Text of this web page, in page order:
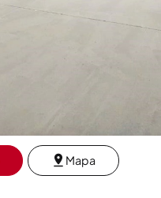
Mapa